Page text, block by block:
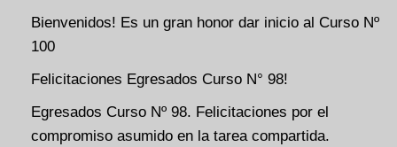
Bienvenidos! Es un gran honor dar inicio al Curso Nº
100
Felicitaciones Egresados Curso N° 98!
Egresados Curso Nº 98. Felicitaciones por el
compromiso asumido en la tarea compartida.